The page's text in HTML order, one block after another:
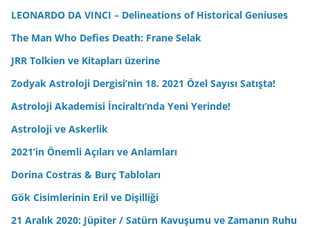
LEONARDO DA VINCI – Delineations of Historical Geniuses
The Man Who Defies Death: Frane Selak
JRR Tolkien ve Kitapları üzerine
Zodyak Astroloji Dergisi’nin 18. 2021 Özel Sayısı Satışta!
Astroloji Akademisi İnciraltı’nda Yeni Yerinde!
Astroloji ve Askerlik
2021’in Önemli Açıları ve Anlamları
Dorina Costras & Burç Tabloları
Gök Cisimlerinin Eril ve Dişilliği
21 Aralık 2020: Jüpiter / Satürn Kavuşumu ve Zamanın Ruhu